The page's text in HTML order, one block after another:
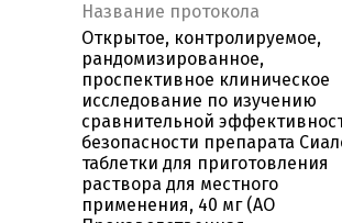
Название протокола
Открытое, контролируемое,
рандомизированное,
проспективное клиническое
исследование по изучению
сравнительной
безопасности препарата
таблетки для приготовления
раствора для местного
применения, 40 мг (АО